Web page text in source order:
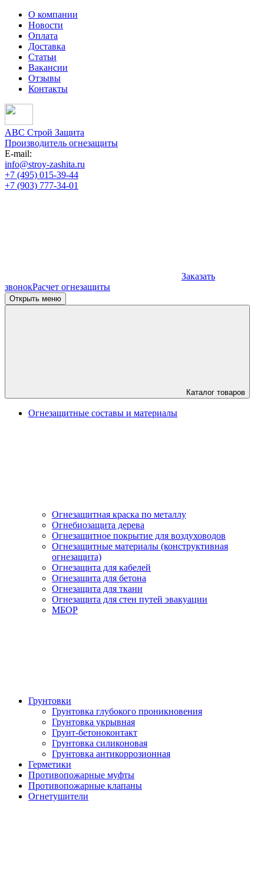
О компании
Новости
Оплата
Доставка
Статьи
Вакансии
Отзывы
Контакты
АВС Строй Защита
Производитель огнезащиты
E-mail:
info@stroy-zashita.ru
+7 (495) 015-39-44
+7 (903) 777-34-01
Заказать
звонокРасчет огнезащиты
Открыть меню
Каталог товаров
Огнезащитные составы и материалы
Огнезащитная краска по металлу
Огнебиозащита дерева
Огнезащитное покрытие для воздуховодов
Огнезащитные материалы (конструктивная
огнезащита)
Огнезащита для кабелей
Огнезащита для бетона
Огнезащита для ткани
Огнезащита для стен путей эвакуации
МБОР
Грунтовки
Грунтовка глубокого проникновения
Грунтовка укрывная
Грунт-бетоноконтакт
Грунтовка силиконовая
Грунтовка антикоррозионная
Герметики
Противопожарные муфты
Противопожарные клапаны
Огнетушители